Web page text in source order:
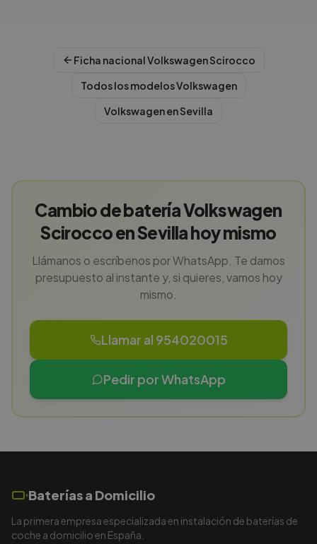
Ficha nacionalVolkswagenScirocco
Todos los modelosVolkswagen
VolkswagenenSevilla
Cambio de batería Volkswagen
Scirocco en Sevilla hoy mismo
Llámanos o escríbenos por WhatsApp. Te damos
presupuesto al instante y, si quieres, vamos hoy
mismo.
Llamar al 954020015
Pedir por WhatsApp
Baterías a Domicilio
La primera empresa especializada en instalación de baterías de
coche a domicilio en España.